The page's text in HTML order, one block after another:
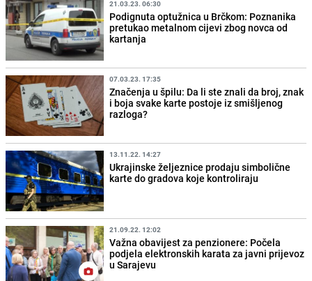
21.03.23. 06:30
Podignuta optužnica u Brčkom: Poznanika
pretukao metalnom cijevi zbog novca od
kartanja
07.03.23. 17:35
Značenja u špilu: Da li ste znali da broj, znak
i boja svake karte postoje iz smišljenog
razloga?
13.11.22. 14:27
Ukrajinske željeznice prodaju simbolične
karte do gradova koje kontroliraju
21.09.22. 12:02
Važna obavijest za penzionere: Počela
podjela elektronskih karata za javni prijevoz
u Sarajevu